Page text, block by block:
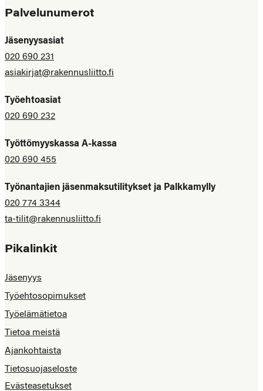
Palvelunumerot
Jäsenyysasiat
020 690 231
asiakirjat@rakennusliitto.fi
Työehtoasiat
020 690 232
Työttömyyskassa A-kassa
020 690 455
Työnantajien jäsenmaksutilitykset ja Palkkamylly
020 774 3344
ta-tilit@rakennusliitto.fi
Pikalinkit
Jäsenyys
Työehtosopimukset
Työelämätietoa
Tietoa meistä
Ajankohtaista
Tietosuojaseloste
Evästeasetukset